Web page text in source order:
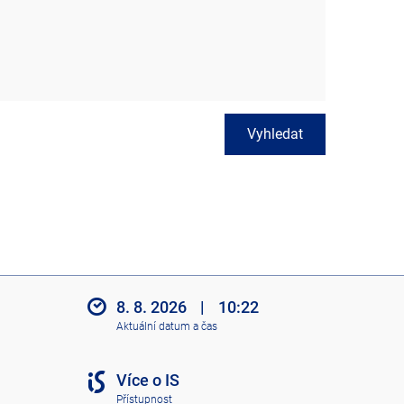
Vyhledat
8. 8. 2026 | 10:22
Aktuální datum a čas
Více o IS
Přístupnost